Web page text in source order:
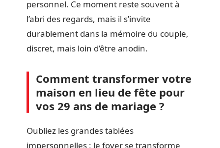
personnel. Ce moment reste souvent à
l’abri des regards, mais il s’invite
durablement dans la mémoire du couple,
discret, mais loin d’être anodin.
Comment transformer votre
maison en lieu de fête pour
vos 29 ans de mariage ?
Oubliez les grandes tablées
impersonnelles : le foyer se transforme